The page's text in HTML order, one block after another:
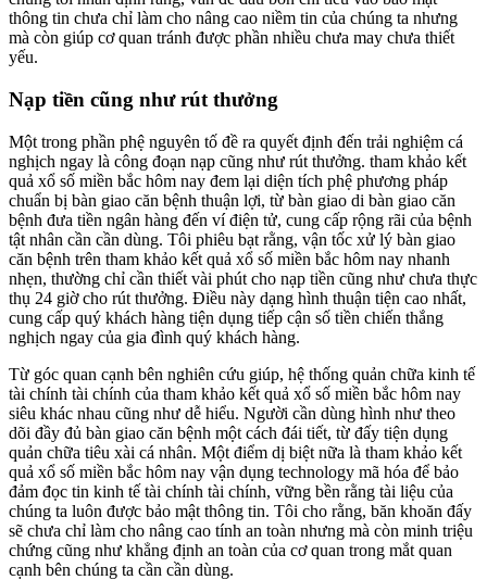
thông tin chưa chỉ làm cho nâng cao niềm tin của chúng ta nhưng
mà còn giúp cơ quan tránh được phần nhiều chưa may chưa thiết
yếu.
Nạp tiền cũng như rút thưởng
Một trong phần phệ nguyên tố đề ra quyết định đến trải nghiệm cá
nghịch ngay là công đoạn nạp cũng như rút thưởng. tham khảo kết
quả xổ số miền bắc hôm nay đem lại diện tích phệ phương pháp
chuẩn bị bàn giao căn bệnh thuận lợi, từ bàn giao di bàn giao căn
bệnh đưa tiền ngân hàng đến ví điện tử, cung cấp rộng rãi của bệnh
tật nhân cần cần dùng. Tôi phiêu bạt rằng, vận tốc xử lý bàn giao
căn bệnh trên tham khảo kết quả xổ số miền bắc hôm nay nhanh
nhẹn, thường chỉ cần thiết vài phút cho nạp tiền cũng như chưa thực
thụ 24 giờ cho rút thưởng. Điều này dạng hình thuận tiện cao nhất,
cung cấp quý khách hàng tiện dụng tiếp cận số tiền chiến thắng
nghịch ngay của gia đình quý khách hàng.
Từ góc quan cạnh bên nghiên cứu giúp, hệ thống quản chữa kinh tế
tài chính tài chính của tham khảo kết quả xổ số miền bắc hôm nay
siêu khác nhau cũng như dễ hiểu. Người cần dùng hình như theo
dõi đầy đủ bàn giao căn bệnh một cách đái tiết, từ đấy tiện dụng
quản chữa tiêu xài cá nhân. Một điểm dị biệt nữa là tham khảo kết
quả xổ số miền bắc hôm nay vận dụng technology mã hóa để bảo
đảm đọc tin kinh tế tài chính tài chính, vững bền rằng tài liệu của
chúng ta luôn được bảo mật thông tin. Tôi cho rằng, băn khoăn đấy
sẽ chưa chỉ làm cho nâng cao tính an toàn nhưng mà còn minh triệu
chứng cũng như khẳng định an toàn của cơ quan trong mắt quan
cạnh bên chúng ta cần cần dùng.